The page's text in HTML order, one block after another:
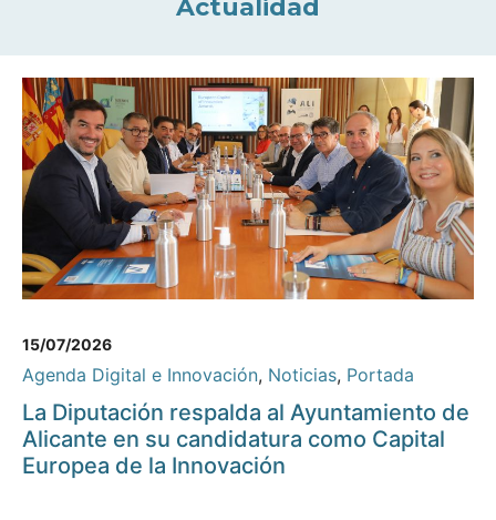
Actualidad
15/07/2026
Agenda Digital e Innovación, Noticias, Portada
La Diputación respalda al Ayuntamiento de
Alicante en su candidatura como Capital
Europea de la Innovación